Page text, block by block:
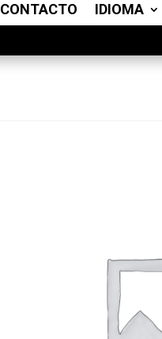
CONTACTO IDIOMA